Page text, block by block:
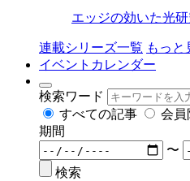
エッジの効いた光
連載シリーズ一覧 もっと
イベントカレンダー
検索ワード
すべての記事
会員
期間
〜
検索